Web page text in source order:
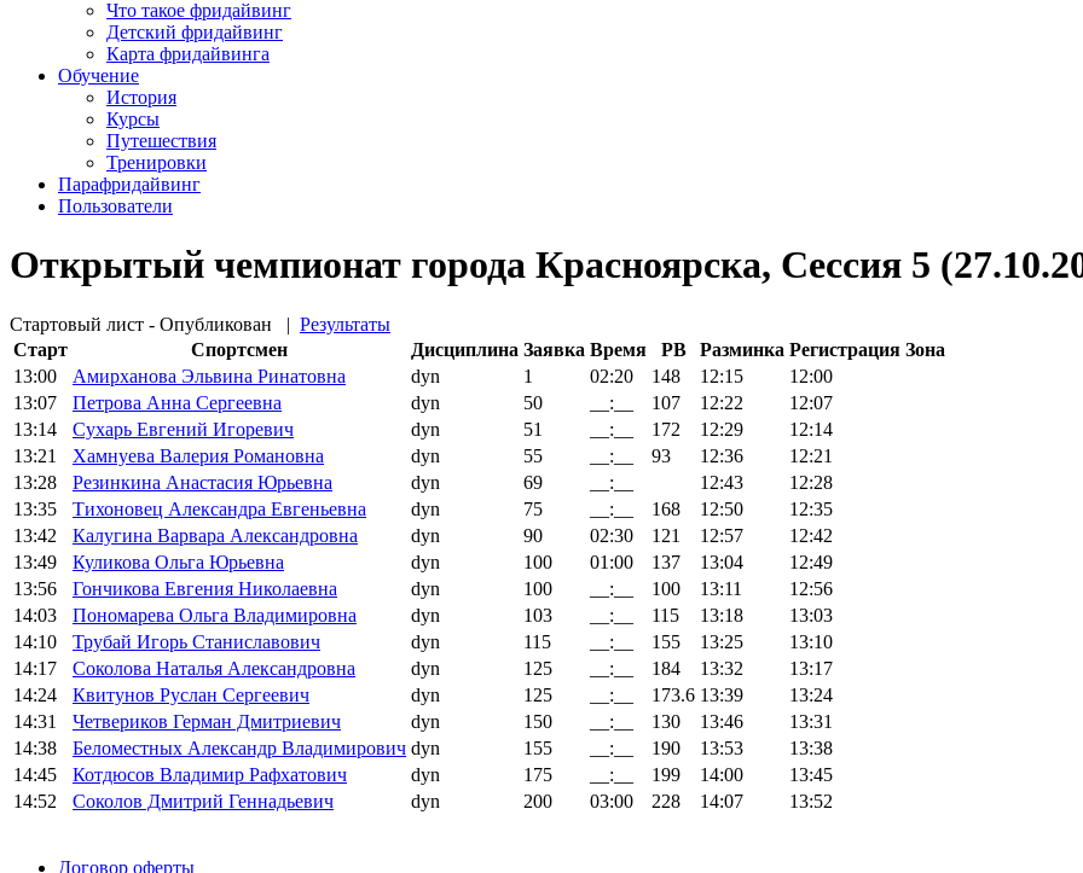
Что такое фридайвинг
Детский фридайвинг
Карта фридайвинга
Обучение
История
Курсы
Путешествия
Тренировки
Парафридайвинг
Пользователи
Открытый чемпионат города Красноярска, Сессия 5
Стартовый лист - Опубликован | Результаты
Старт
Спортсмен Дисциплина Заявка Время PB Разминка Регистрация Зона
13:00
Амирханова Эльвина Ринатовна dyn 1 02:20 148 12:15
12:00
13:07
Петрова Анна Сергеевна dyn 50 __:__ 107 12:22
12:07
13:14
Сухарь Евгений Игоревич dyn 51 __:__ 172 12:29
12:14
13:21
Хамнуева Валерия Романовна dyn 55 __:__ 93 12:36
12:21
13:28
Резинкина Анастасия Юрьевна dyn 69 __:__ 12:43
12:28
13:35
Тихоновец Александра Евгеньевна dyn 75 __:__ 168 12:50
12:35
13:42
Калугина Варвара Александровна dyn 90 02:30 121 12:57
12:42
13:49
Куликова Ольга Юрьевна dyn 100 01:00 137 13:04
12:49
13:56
Гончикова Евгения Николаевна dyn 100 __:__ 100 13:11
12:56
14:03
Пономарева Ольга Владимировна dyn 103 __:__ 115 13:18
13:03
14:10
Трубай Игорь Станиславович dyn 115 __:__ 155 13:25
13:10
14:17
Соколова Наталья Александровна dyn 125 __:__ 184 13:32
13:17
14:24
Квитунов Руслан Сергеевич dyn 125 __:__ 173.6 13:39
13:24
14:31
Четвериков Герман Дмитриевич dyn 150 __:__ 130 13:46
13:31
14:38
Беломестных Александр Владимирович dyn 155 __:__ 190 13:53
13:38
14:45
Котдюсов Владимир Рафхатович dyn 175 __:__ 199 14:00
13:45
14:52
Соколов Дмитрий Геннадьевич dyn 200 03:00 228 14:07
13:52
Договор оферты